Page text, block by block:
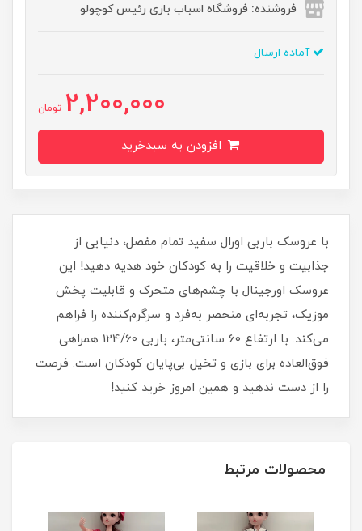
فروشنده: فروشگاه اسباب بازی رئیس کوچولو
آماده ارسال
2,200,000 تومان
با عروسک باربی اورال سفید تمام مفصل، دنیایی از
جذابیت و خلاقیت را به کودکان خود هدیه دهید! این
عروسک اورجینال با چشم‌های متحرک و قابلیت پخش
موزیک، تجربه‌ای منحصر به‌فرد و سرگرم‌کننده را فراهم
می‌کند. با ارتفاع 60 سانتی‌متر، باربی 124/60 همراهی
فوق‌العاده برای بازی و تخیل بی‌پایان کودکان است. فرصت
را از دست ندهید و همین امروز خرید کنید!
محصولات مرتبط